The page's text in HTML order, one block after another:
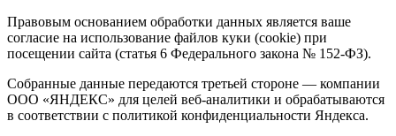
Правовым основанием обработки данных является ваше
согласие на использование файлов куки (cookie) при
посещении сайта (статья 6 Федерального закона № 152-ФЗ).
Собранные данные передаются третьей стороне — компании
ООО «ЯНДЕКС» для целей веб-аналитики и обрабатываются
в соответствии с политикой конфиденциальности Яндекса.